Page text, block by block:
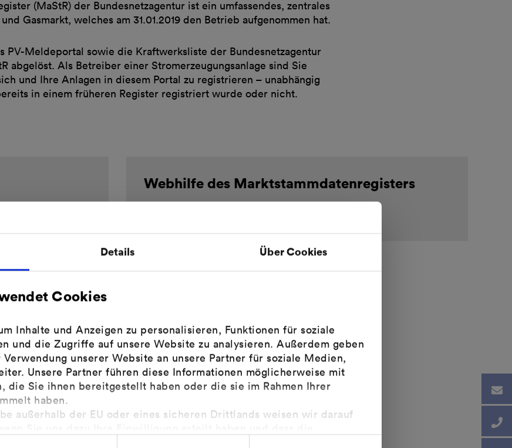
Details Über Cookies
Cookies
Inhalte und Anzeigen zu personalisieren, Funktionen für soziale
und die Zugriffe auf unsere Website zu analysieren. Außerdem geben
unserer Website an unsere Partner für soziale Medien,
Unsere Partner führen diese Informationen möglicherweise mit
die Sie ihnen bereitgestellt haben oder die sie im Rahmen Ihrer
haben.
außerhalb der EU oder eines sicheren Drittlands weisen wir darauf
(MaStR) der Bundesnetzagentur ist ein umfassendes, zentrales
Gasmarkt, welches am 31.01.2019 den Betrieb aufgenommen hat.
PV-Meldeportal sowie die Kraftwerksliste der Bundesnetzagentur
abgelöst. Als Betreiber einer Stromerzeugungsanlage sind Sie
und Ihre Anlagen in diesem Portal zu registrieren – unabhängig
in einem früheren Register registriert wurde oder nicht.
Webhilfe des Marktstammdatenregisters
(Einspeisevergütung, Förderung, Marktprämie, Zuschläge) nach
ohne Abzüge ausbezahlt werden können, ist es notwendig,
vorgegebenen Fristen für die Registrierung einhalten: